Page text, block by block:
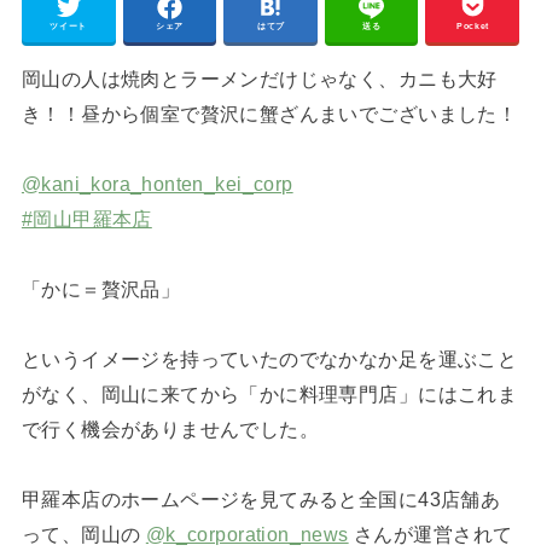
ツイート シェア はてブ 送る Pocket
岡山の人は焼肉とラーメンだけじゃなく、カニも大好
き！！昼から個室で贅沢に蟹ざんまいでございました！
@kani_kora_honten_kei_corp
#岡山甲羅本店
「かに＝贅沢品」
というイメージを持っていたのでなかなか足を運ぶこと
がなく、岡山に来てから「かに料理専門店」にはこれま
で行く機会がありませんでした。
甲羅本店のホームページを見てみると全国に43店舗あ
って、岡山の @k_corporation_news さんが運営されて